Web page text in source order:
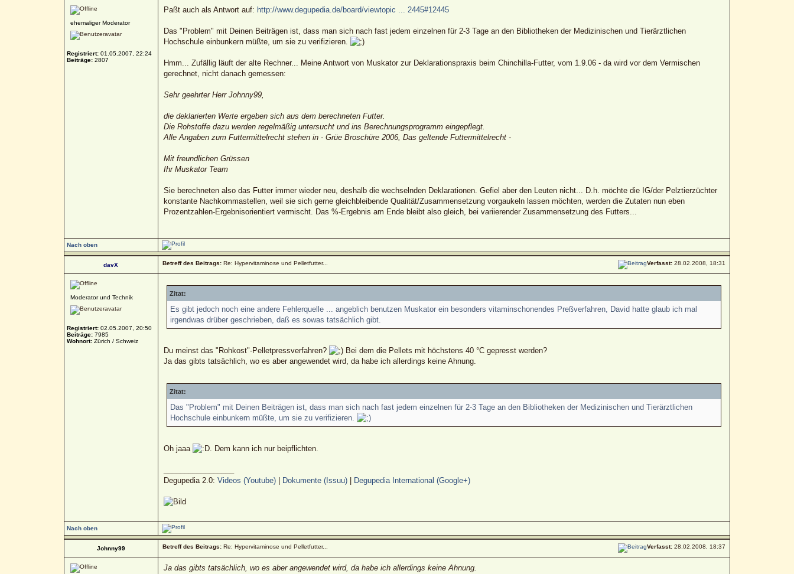
ehemaliger Moderator
Registriert:01.05.2007, 22:24
Beiträge:2807
Paßt auch als Antwort auf: http://www.degupedia.de/board/viewtopic ... 2445#12445
Das "Problem" mit Deinen Beiträgen ist, dass man sich nach fast jedem einzelnen für 2-3 Tage an den Bibliotheken der Medizinischen und Tierärztlichen
Hochschule einbunkern müßte, um sie zu verifizieren.
Hmm... Zufällig läuft der alte Rechner... Meine Antwort von Muskator zur Deklarationspraxis beim Chinchilla-Futter, vom 1.9.06 - da wird vor dem Vermischen
gerechnet, nicht danach gemessen:
Sehr geehrter Herr Johnny99,
die deklarierten Werte ergeben sich aus dem berechneten Futter.
Die Rohstoffe dazu werden regelmäßig untersucht und ins Berechnungsprogramm eingepflegt.
Alle Angaben zum Futtermittelrecht stehen in - Grüe Broschüre 2006, Das geltende Futtermittelrecht -
Mit freundlichen Grüssen
Ihr Muskator Team
Sie berechneten also das Futter immer wieder neu, deshalb die wechselnden Deklarationen. Gefiel aber den Leuten nicht... D.h. möchte die IG/der Pelztierzüchter
konstante Nachkommastellen, weil sie sich gerne gleichbleibende Qualität/Zusammensetzung vorgaukeln lassen möchten, werden die Zutaten nun eben
Prozentzahlen-Ergebnisorientiert vermischt. Das %-Ergebnis am Ende bleibt also gleich, bei variierender Zusammensetzung des Futters...
Nach oben
davX Betreff des Beitrags:Re: Hypervitaminose und Pelletfutter... Verfasst:28.02.2008, 18:31
Moderator und Technik
Registriert:02.05.2007, 20:50
Beiträge:7985
Wohnort:Zürich / Schweiz
Zitat:
Es gibt jedoch noch eine andere Fehlerquelle ... angeblich benutzen Muskator ein besonders vitaminschonendes Preßverfahren, David hatte glaub ich mal
irgendwas drüber geschrieben, daß es sowas tatsächlich gibt.
Du meinst das "Rohkost"-Pelletpressverfahren?
Bei dem die Pellets mit höchstens 40 °C gepresst werden?
Ja das gibts tatsächlich, wo es aber angewendet wird, da habe ich allerdings keine Ahnung.
Zitat:
Das "Problem" mit Deinen Beiträgen ist, dass man sich nach fast jedem einzelnen für 2-3 Tage an den Bibliotheken der Medizinischen und Tierärztlichen
Hochschule einbunkern müßte, um sie zu verifizieren.
Oh jaaa . Dem kann ich nur beipflichten.
Degupedia 2.0: Videos (Youtube)| Dokumente (Issuu)| Degupedia International (Google+)
Nach oben
Johnny99 Betreff des Beitrags:Re: Hypervitaminose und Pelletfutter... Verfasst:28.02.2008, 18:37
Ja das gibts tatsächlich, wo es aber angewendet wird, da habe ich allerdings keine Ahnung.